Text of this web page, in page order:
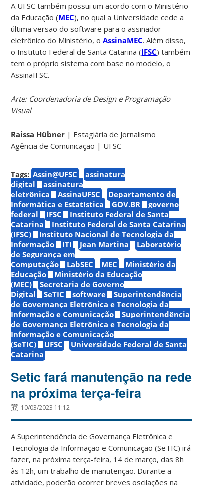
A UFSC também possui um acordo com o Ministério
da Educação (MEC), no qual a Universidade cede a
última versão do software para o assinador
eletrônico do Ministério, oAssinaMEC. Além disso,
o Instituto Federal de Santa Catarina (IFSC) também
tem o próprio sistema com base no modelo, o
AssinaIFSC.
Arte: Coordenadoria de Design e Programação
Visual
Raissa Hübner | Estagiária de Jornalismo
Agência de Comunicação | UFSC
Tags: Assin@UFSC
assinatura
digital
assinatura
eletrônica
AssinaUFSC
Departamento de
Informática e Estatística
GOV.BR
governo
federal
IFSC
Instituto Federal de Santa
Catarina
Instituto Federal de Santa Catarina
(IFSC)
Instituto Nacional de Tecnologia da
Informação
ITI Jean Martina
Laboratório
de Segurança em
Computação
LabSEC MEC
Ministério da
Educação
Ministério da Educação
(MEC)
Secretaria de Governo
Digital
SeTIC software
Superintendência
de Governança Eletrônica e Tecnologia da
Informação e Comunicação
Superintendência
de Governança Eletrônica e Tecnologia da
Informação e Comunicação
(SeTIC)
UFSC
Universidade Federal de Santa
Catarina
Setic fará manutenção na rede
na próxima terça-feira
10/03/2023 11:12
A Superintendência de Governança Eletrônica e
Tecnologia da Informação e Comunicação (SeTIC) irá
fazer, na próxima terça-feira, 14 de março, das 8h
às 12h, um trabalho de manutenção. Durante a
atividade, poderão ocorrer breves oscilações na